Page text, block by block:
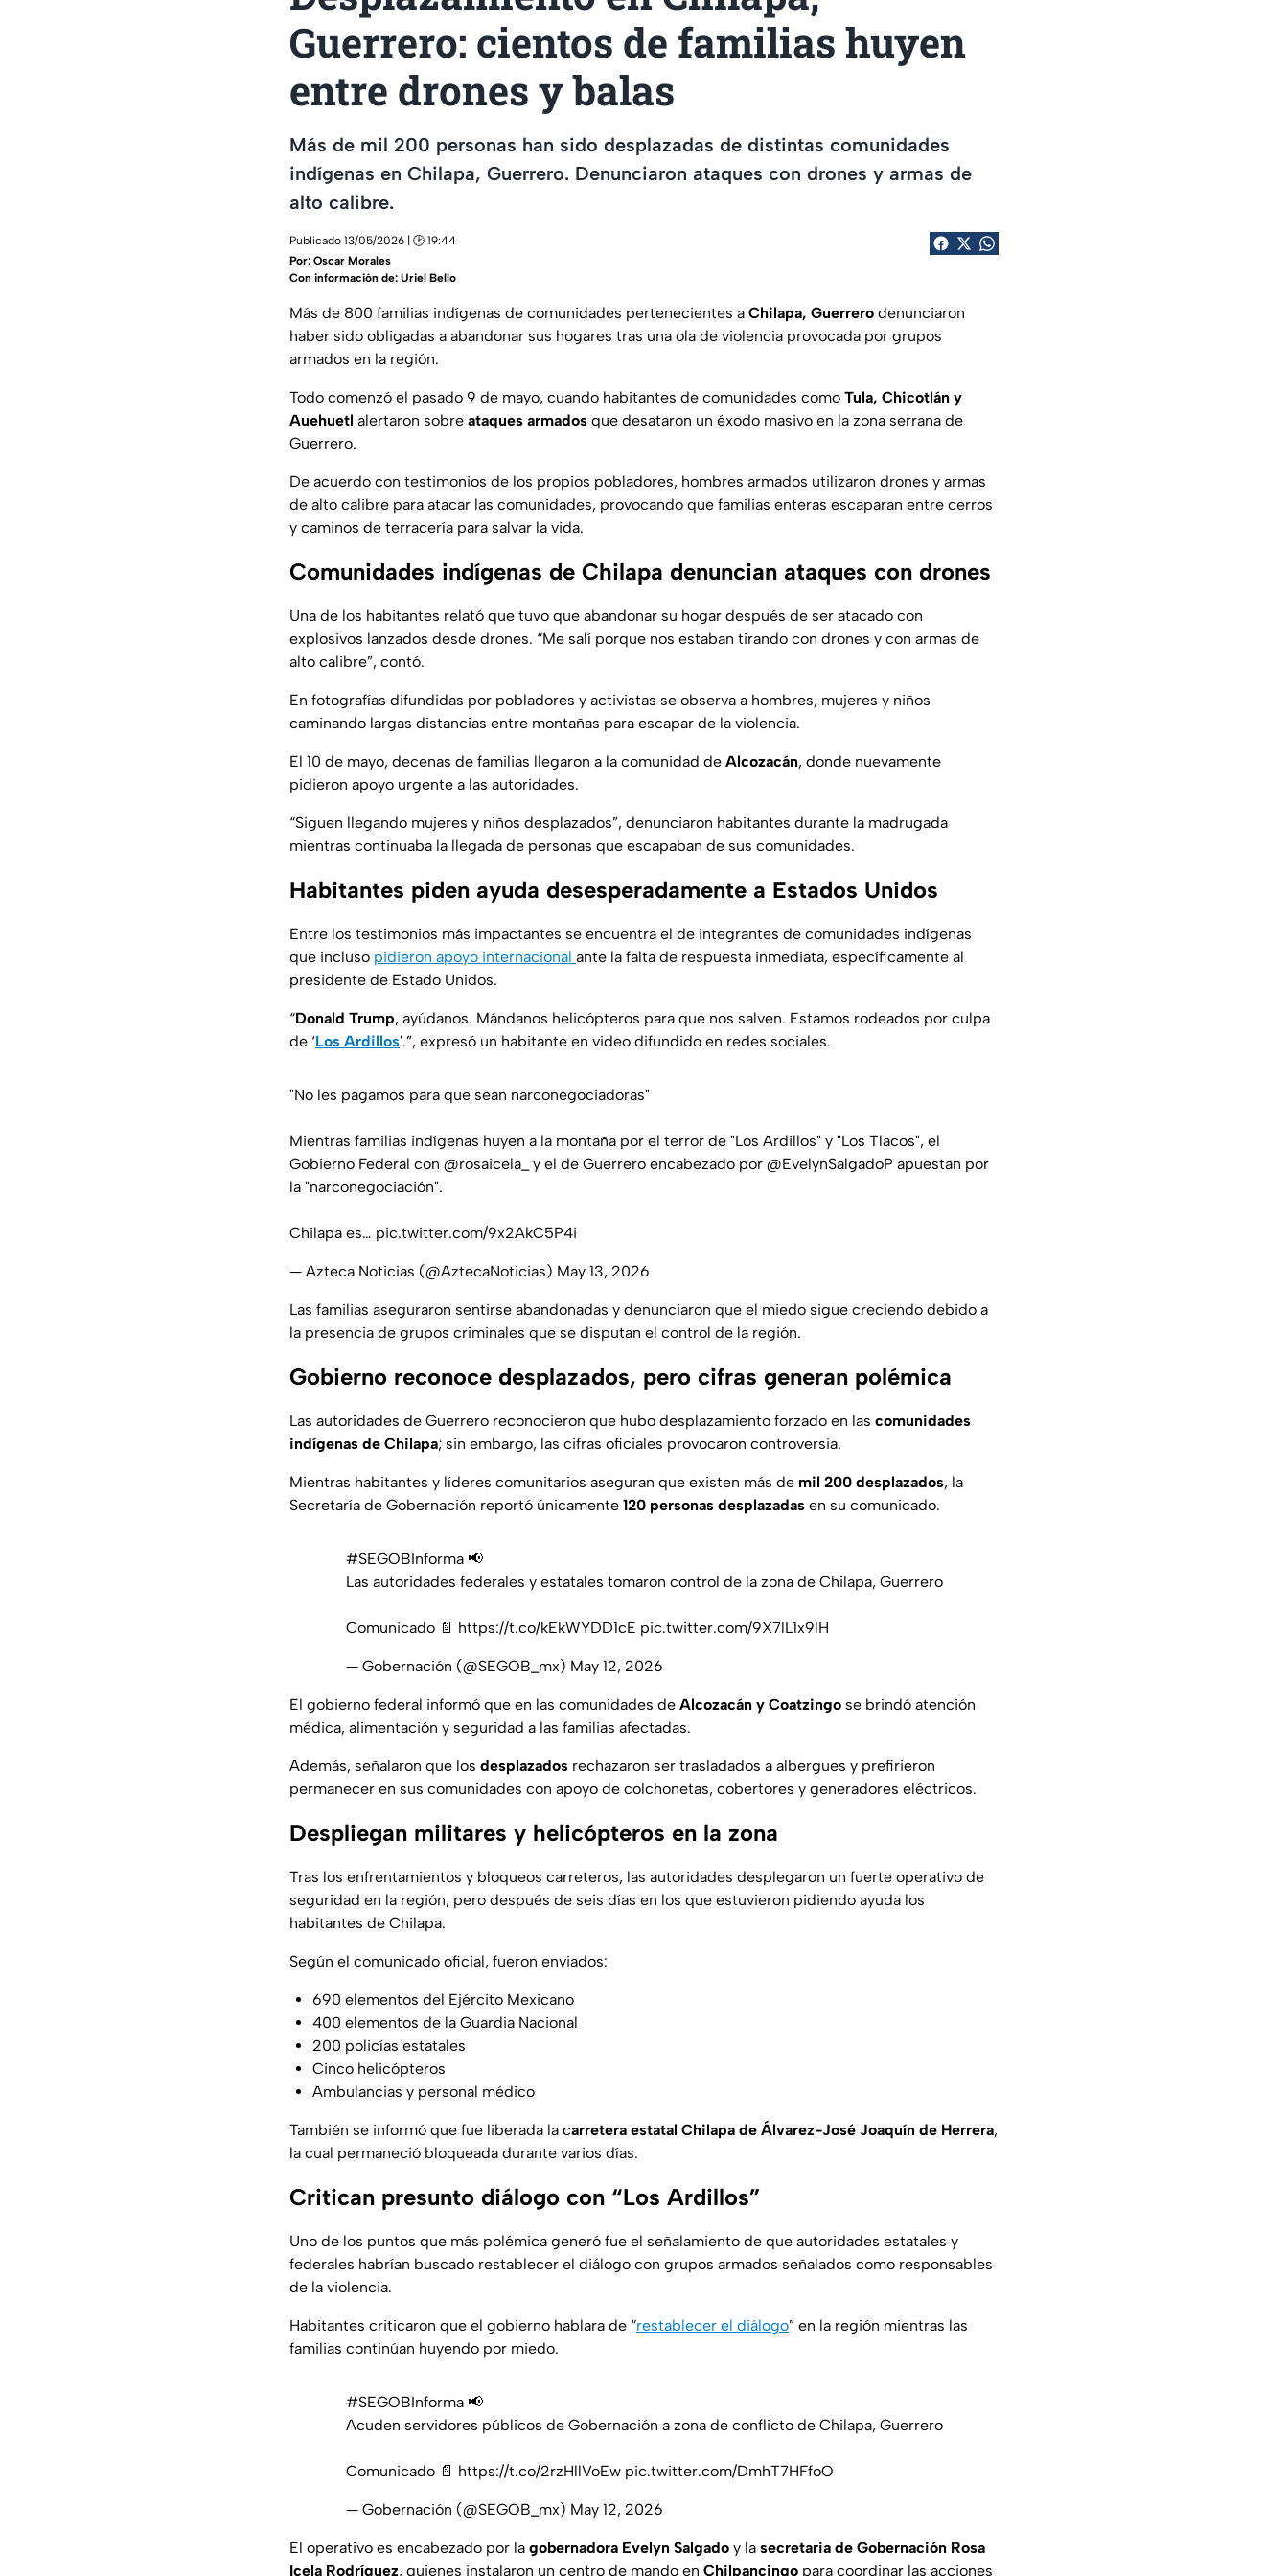
Guerrero: cientos de familias huyen
entre drones y balas
Más de mil 200 personas han sido desplazadas de distintas comunidades
indígenas en Chilapa, Guerrero. Denunciaron ataques con drones y armas de
alto calibre.
Publicado 13/05/2026 | 🕑 19:44
Por: Oscar Morales
Con información de: Uriel Bello
Más de 800 familias indígenas de comunidades pertenecientes a Chilapa, Guerrero denunciaron
haber sido obligadas a abandonar sus hogares tras una ola de violencia provocada por grupos
armados en la región.
Todo comenzó el pasado 9 de mayo, cuando habitantes de comunidades como Tula, Chicotlán y
Auehuetl alertaron sobre ataques armados que desataron un éxodo masivo en la zona serrana de
Guerrero.
De acuerdo con testimonios de los propios pobladores, hombres armados utilizaron drones y armas
de alto calibre para atacar las comunidades, provocando que familias enteras escaparan entre cerros
y caminos de terracería para salvar la vida.
Comunidades indígenas de Chilapa denuncian ataques con drones
Una de los habitantes relató que tuvo que abandonar su hogar después de ser atacado con
explosivos lanzados desde drones. “Me salí porque nos estaban tirando con drones y con armas de
alto calibre”, contó.
En fotografías difundidas por pobladores y activistas se observa a hombres, mujeres y niños
caminando largas distancias entre montañas para escapar de la violencia.
El 10 de mayo, decenas de familias llegaron a la comunidad de Alcozacán, donde nuevamente
pidieron apoyo urgente a las autoridades.
“Siguen llegando mujeres y niños desplazados”, denunciaron habitantes durante la madrugada
mientras continuaba la llegada de personas que escapaban de sus comunidades.
Habitantes piden ayuda desesperadamente a Estados Unidos
Entre los testimonios más impactantes se encuentra el de integrantes de comunidades indígenas
que incluso pidieron apoyo internacional ante la falta de respuesta inmediata, específicamente al
presidente de Estado Unidos.
“Donald Trump, ayúdanos. Mándanos helicópteros para que nos salven. Estamos rodeados por culpa
de ‘Los Ardillos'.”, expresó un habitante en video difundido en redes sociales.
"No les pagamos para que sean narconegociadoras"
Mientras familias indígenas huyen a la montaña por el terror de "Los Ardillos" y "Los Tlacos", el
Gobierno Federal con @rosaicela_ y el de Guerrero encabezado por @EvelynSalgadoP apuestan por
la "narconegociación".
Chilapa es… pic.twitter.com/9x2AkC5P4i
— Azteca Noticias (@AztecaNoticias) May 13, 2026
Las familias aseguraron sentirse abandonadas y denunciaron que el miedo sigue creciendo debido a
la presencia de grupos criminales que se disputan el control de la región.
Gobierno reconoce desplazados, pero cifras generan polémica
Las autoridades de Guerrero reconocieron que hubo desplazamiento forzado en las comunidades
indígenas de Chilapa; sin embargo, las cifras oficiales provocaron controversia.
Mientras habitantes y líderes comunitarios aseguran que existen más de mil 200 desplazados, la
Secretaría de Gobernación reportó únicamente 120 personas desplazadas en su comunicado.
#SEGOBInforma📢
Las autoridades federales y estatales tomaron control de la zona de Chilapa, Guerrero
Comunicado 📄 https://t.co/kEkWYDD1cE pic.twitter.com/9X7lL1x9lH
— Gobernación (@SEGOB_mx) May 12, 2026
El gobierno federal informó que en las comunidades de Alcozacán y Coatzingo se brindó atención
médica, alimentación y seguridad a las familias afectadas.
Además, señalaron que los desplazados rechazaron ser trasladados a albergues y prefirieron
permanecer en sus comunidades con apoyo de colchonetas, cobertores y generadores eléctricos.
Despliegan militares y helicópteros en la zona
Tras los enfrentamientos y bloqueos carreteros, las autoridades desplegaron un fuerte operativo de
seguridad en la región, pero después de seis días en los que estuvieron pidiendo ayuda los
habitantes de Chilapa.
Según el comunicado oficial, fueron enviados:
690 elementos del Ejército Mexicano
400 elementos de la Guardia Nacional
200 policías estatales
Cinco helicópteros
Ambulancias y personal médico
También se informó que fue liberada la carretera estatal Chilapa de Álvarez-José Joaquín de Herrera,
la cual permaneció bloqueada durante varios días.
Critican presunto diálogo con “Los Ardillos”
Uno de los puntos que más polémica generó fue el señalamiento de que autoridades estatales y
federales habrían buscado restablecer el diálogo con grupos armados señalados como responsables
de la violencia.
Habitantes criticaron que el gobierno hablara de “restablecer el diálogo” en la región mientras las
familias continúan huyendo por miedo.
#SEGOBInforma📢
Acuden servidores públicos de Gobernación a zona de conflicto de Chilapa, Guerrero
Comunicado 📄 https://t.co/2rzHllVoEw pic.twitter.com/DmhT7HFfoO
— Gobernación (@SEGOB_mx) May 12, 2026
El operativo es encabezado por la gobernadora Evelyn Salgado y la secretaria de Gobernación Rosa
Icela Rodríguez, quienes instalaron un centro de mando en Chilpancingo para coordinar las acciones